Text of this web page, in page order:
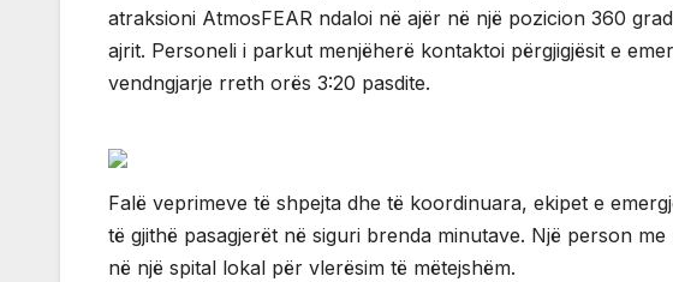
atraksioni AtmosFEAR ndaloi në ajër në një pozicion 360
ajrit. Personeli i parkut menjëherë kontaktoi përgjigjësit e
vendngjarje rreth orës 3:20 pasdite.
Falë veprimeve të shpejta dhe të koordinuara, ekipet e
të gjithë pasagjerët në siguri brenda minutave. Një person
në një spital lokal për vlerësim të mëtejshëm.